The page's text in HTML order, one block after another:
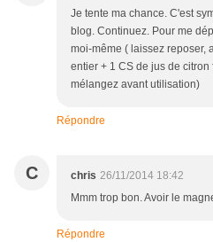
Je tente ma chance. C'est
blog. Continuez. Pour me
moi-même ( laissez reposer,
entier + 1 CS de jus de
mélangez avant utilisation)
Répondre
C chris 26/11/2014 18:42
Mmm trop bon. Avoir le
Répondre